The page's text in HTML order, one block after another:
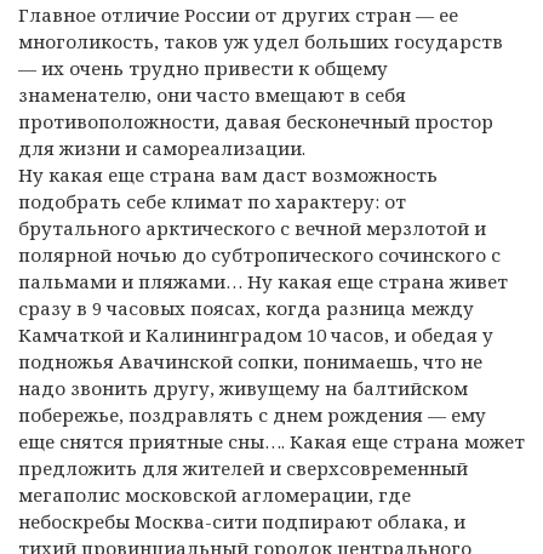
Главное отличие России от других стран — ее
многоликость, таков уж удел больших государств
— их очень трудно привести к общему
знаменателю, они часто вмещают в себя
противоположности, давая бесконечный простор
для жизни и самореализации.
Ну какая еще страна вам даст возможность
подобрать себе климат по характеру: от
брутального арктического с вечной мерзлотой и
полярной ночью до субтропического сочинского с
пальмами и пляжами… Ну какая еще страна живет
сразу в 9 часовых поясах, когда разница между
Камчаткой и Калининградом 10 часов, и обедая у
подножья Авачинской сопки, понимаешь, что не
надо звонить другу, живущему на балтийском
побережье, поздравлять с днем рождения — ему
еще снятся приятные сны…. Какая еще страна может
предложить для жителей и сверхсовременный
мегаполис московской агломерации, где
небоскребы Москва-сити подпирают облака, и
тихий провинциальный городок центрального